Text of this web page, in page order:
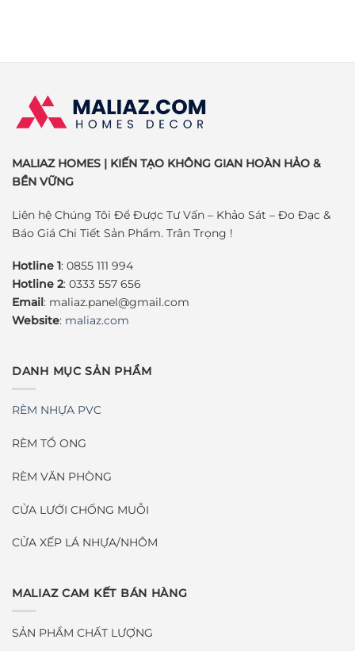
MALIAZ HOMES | KIẾN TẠO KHÔNG GIAN HOÀN HẢO &
BỀN VỮNG
Liên hệ Chúng Tôi Để Được Tư Vấn – Khảo Sát – Đo Đạc &
Báo Giá Chi Tiết Sản Phẩm. Trân Trọng !
Hotline 1: 0855 111 994
Hotline 2: 0333 557 656
Email: maliaz.panel@gmail.com
Website: maliaz.com
DANH MỤC SẢN PHẨM
RÈM NHỰA PVC
RÈM TỔ ONG
RÈM VĂN PHÒNG
CỬA LƯỚI CHỐNG MUỖI
CỬA XẾP LÁ NHỰA/NHÔM
MALIAZ CAM KẾT BÁN HÀNG
SẢN PHẨM CHẤT LƯỢNG